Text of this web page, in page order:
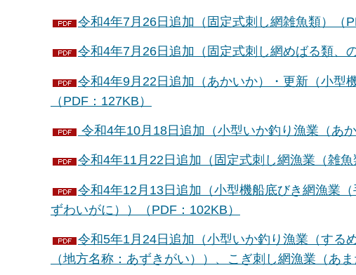
令和4年7月26日追加（固定式刺し網雑魚類）（
令和4年7月26日追加（固定式刺し網めばる類、
令和4年9月22日追加（あかいか）・更新（小型
（PDF：127KB）
令和4年10月18日追加（小型いか釣り漁業（あ
令和4年11月22日追加（固定式刺し網漁業（雑
令和4年12月13日追加（小型機船底びき網漁業
ずわいがに））（PDF：102KB）
令和5年1月24日追加（小型いか釣り漁業（する
（地方名称：あずきがい））、こぎ刺し網漁業（あ